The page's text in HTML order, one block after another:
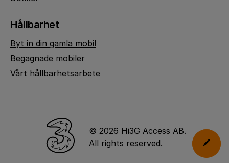
Hållbarhet
Byt in din gamla mobil
Begagnade mobiler
Vårt hållbarhetsarbete
© 2026 Hi3G Access AB.
All rights reserved.